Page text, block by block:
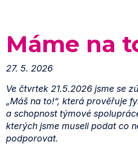
Máme na
27. 5. 2026
Ve čtvrtek 21.5.2026 jsme se
„Máš na to!“, která prověřuje
a schopnost týmové
kterých jsme museli podat co
podporovat.